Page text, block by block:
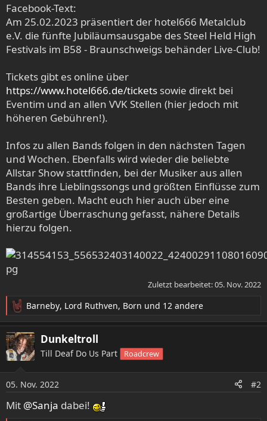
Facebook-Text:
Am 25.02.2023 präsentiert der hotel666 Metalclub
e.V. die fünfte Jubiläumsausgabe des Steel Held High
Festivals im B58 - Braunschweigs behänder Live-Club!
Tickets gibt es online über
https://www.hotel666.de/tickets sowie direkt bei
Eventim und an allen VVK Stellen (hier jedoch mit
höheren Gebühren!).
Infos zu allen Bands folgen in den nächsten Tagen
und Wochen. Ebenfalls wird wieder die beliebte
Allstar Show stattfinden, bei der Musiker aus allen
Bands ihre Lieblingssongs und größten Einflüsse zum
Besten geben. Macht euch hier auch über eine
großartige Überraschung gefasst, nähere Details
hierzu folgen.
Zuletzt bearbeitet:05. Nov. 2022
R
e
a
k
t
n
e
n
Barneby, Lord Ruthven, Born und 12 andere
Dunkeltroll
Till Deaf Do Us Part Roadcrew
05. Nov. 2022 #2
Mit @Sanja dabei!